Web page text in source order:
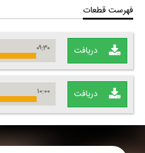
فهرست قطعات
دریافت ۰۹:۳۰
دریافت ۱۰:۰۰